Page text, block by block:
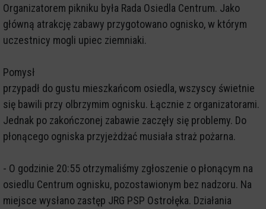
Organizatorem pikniku była Rada Osiedla Centrum. Jako
główną atrakcję zabawy przygotowano ognisko, w którym
uczestnicy mogli upiec ziemniaki.
Pomysł
przypadł do gustu mieszkańcom osiedla, wszyscy świetnie
się bawili przy olbrzymim ognisku. Łącznie z organizatorami.
Jednak po zakończonej zabawie zaczęły się problemy. Do
płonącego ogniska przyjeżdżać musiała straż pożarna.
- O godzinie 20:55 otrzymaliśmy zgłoszenie o płonącym na
osiedlu Centrum ognisku, pozostawionym bez nadzoru. Na
miejsce wysłano zastęp JRG PSP Ostrołęka. Działania